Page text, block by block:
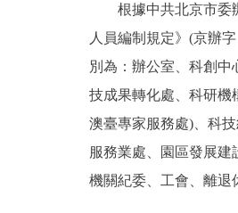
根據中共北京市委辦
人員編制規定》(京辦
別為：辦公室、科創
技成果轉化處、科研機
澳臺專家服務處)、科
服務業處、園區發展
機關紀委、工會、離退